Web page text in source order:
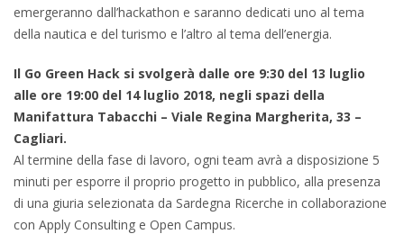
emergeranno dall’hackathon e saranno dedicati uno al tema
della nautica e del turismo e l’altro al tema dell’energia.
Il Go Green Hack si svolgerà dalle ore 9:30 del 13 luglio
alle ore 19:00 del 14 luglio 2018, negli spazi della
Manifattura Tabacchi – Viale Regina Margherita, 33 –
Cagliari.
Al termine della fase di lavoro, ogni team avrà a disposizione 5
minuti per esporre il proprio progetto in pubblico, alla presenza
di una giuria selezionata da Sardegna Ricerche in collaborazione
con Apply Consulting e Open Campus.